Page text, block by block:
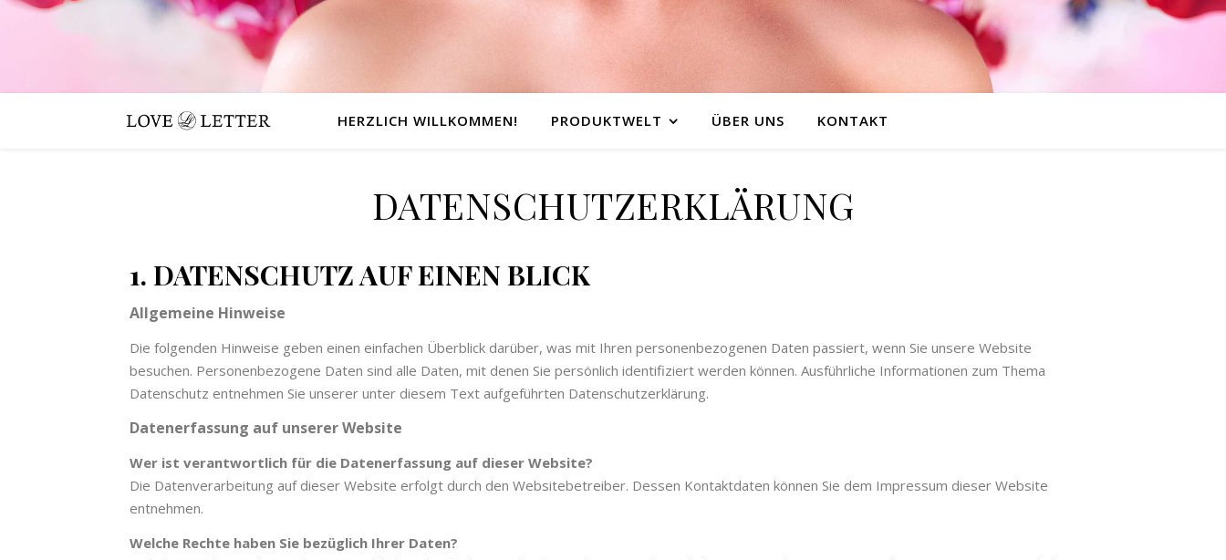
HERZLICH WILLKOMMEN! PRODUKTWELT ÜBER UNS KONTAKT
DATENSCHUTZERKLÄRUNG
1. DATENSCHUTZ AUF EINEN BLICK
Allgemeine Hinweise
Die folgenden Hinweise geben einen einfachen Überblick darüber, was mit Ihren personenbezogenen Daten passiert, wenn Sie unsere Website
besuchen. Personenbezogene Daten sind alle Daten, mit denen Sie persönlich identifiziert werden können. Ausführliche Informationen zum Thema
Datenschutz entnehmen Sie unserer unter diesem Text aufgeführten Datenschutzerklärung.
Datenerfassung auf unserer Website
Wer ist verantwortlich für die Datenerfassung auf dieser Website?
Die Datenverarbeitung auf dieser Website erfolgt durch den Websitebetreiber. Dessen Kontaktdaten können Sie dem Impressum dieser Website
entnehmen.
Welche Rechte haben Sie bezüglich Ihrer Daten?